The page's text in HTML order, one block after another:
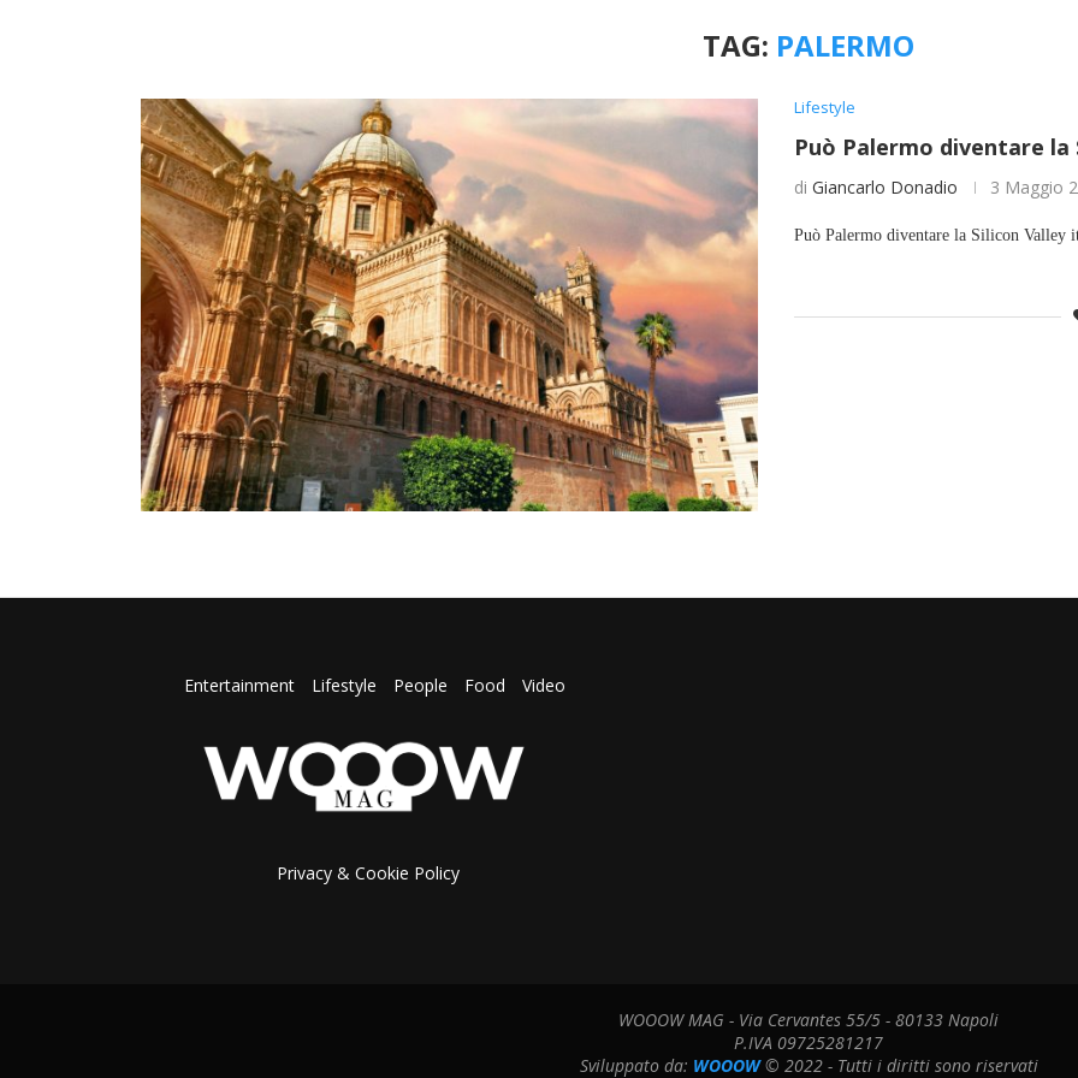
TAG: PALERMO
Lifestyle
Può Palermo diventare
diGiancarlo Donadio 3 Maggio
Può Palermo diventare la Silicon Valley
Entertainment Lifestyle People Food Video
Privacy & Cookie Policy
WOOOW MAG - Via Cervantes 55/5 - 80133 Napoli
P.IVA 09725281217
Sviluppato da: WOOOW© 2022 - Tutti i diritti sono riservati